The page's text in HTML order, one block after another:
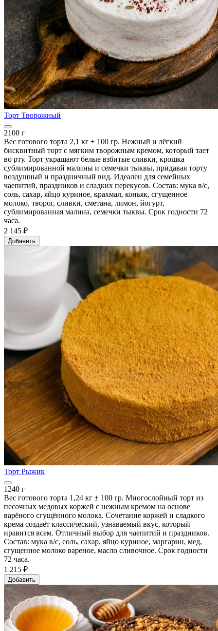
Торт Творожный
2100 г
Вес готового торта 2,1 кг ± 100 гр. Нежный и лёгкий
бисквитный торт с мягким творожным кремом, который тает
во рту. Торт украшают белые взбитые сливки, крошка
сублимированной малины и семечки тыквы, придавая торту
воздушный и праздничный вид. Идеален для семейных
чаепитий, праздников и сладких перекусов. Состав: мука в/с,
соль, сахар, яйцо куриное, крахмал, коньяк, сгущенное
молоко, творог, сливки, сметана, лимон, йогурт,
сублимированная малина, семечки тыквы. Срок годности 72
часа.
2 145 ₽
Добавить
Торт Рыжик
1240 г
Вес готового торта 1,24 кг ± 100 гр. Многослойный торт из
песочных медовых коржей с нежным кремом на основе
варёного сгущённого молока. Сочетание коржей и сладкого
крема создаёт классический, узнаваемый вкус, который
нравится всем. Отличный выбор для чаепитий и праздников.
Состав: мука в/с, соль, сахар, яйцо куриное, маргарин, мед,
сгущенное молоко вареное, масло сливочное. Срок годности
72 часа.
1 215 ₽
Добавить